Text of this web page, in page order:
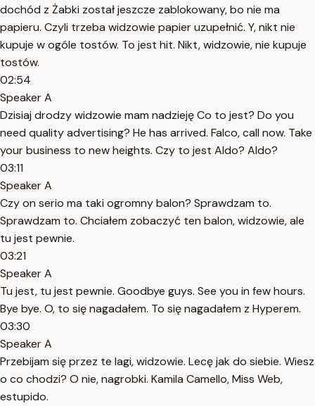
dochód z Żabki został jeszcze zablokowany, bo nie ma
papieru. Czyli trzeba widzowie papier uzupełnić. Y, nikt nie
kupuje w ogóle tostów. To jest hit. Nikt, widzowie, nie kupuje
tostów.
02:54
Speaker A
Dzisiaj drodzy widzowie mam nadzieję Co to jest? Do you
need quality advertising? He has arrived. Falco, call now. Take
your business to new heights. Czy to jest Aldo? Aldo?
03:11
Speaker A
Czy on serio ma taki ogromny balon? Sprawdzam to.
Sprawdzam to. Chciałem zobaczyć ten balon, widzowie, ale
tu jest pewnie.
03:21
Speaker A
Tu jest, tu jest pewnie. Goodbye guys. See you in few hours.
Bye bye. O, to się nagadałem. To się nagadałem z Hyperem.
03:30
Speaker A
Przebijam się przez te lagi, widzowie. Lecę jak do siebie. Wiesz
o co chodzi? O nie, nagrobki. Kamila Camello, Miss Web,
estupido.